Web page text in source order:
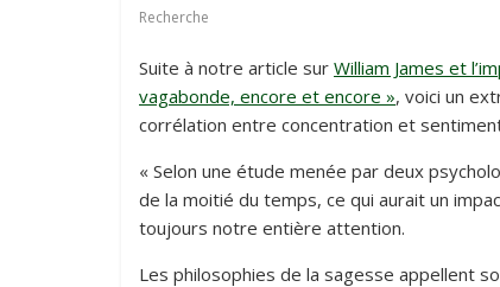
Recherche
Suite à notre article sur William James et
vagabonde, encore et encore », voici un
corrélation entre concentration et
« Selon une étude menée par deux
de la moitié du temps, ce qui aurait un
toujours notre entière attention.
Les philosophies de la sagesse appellent